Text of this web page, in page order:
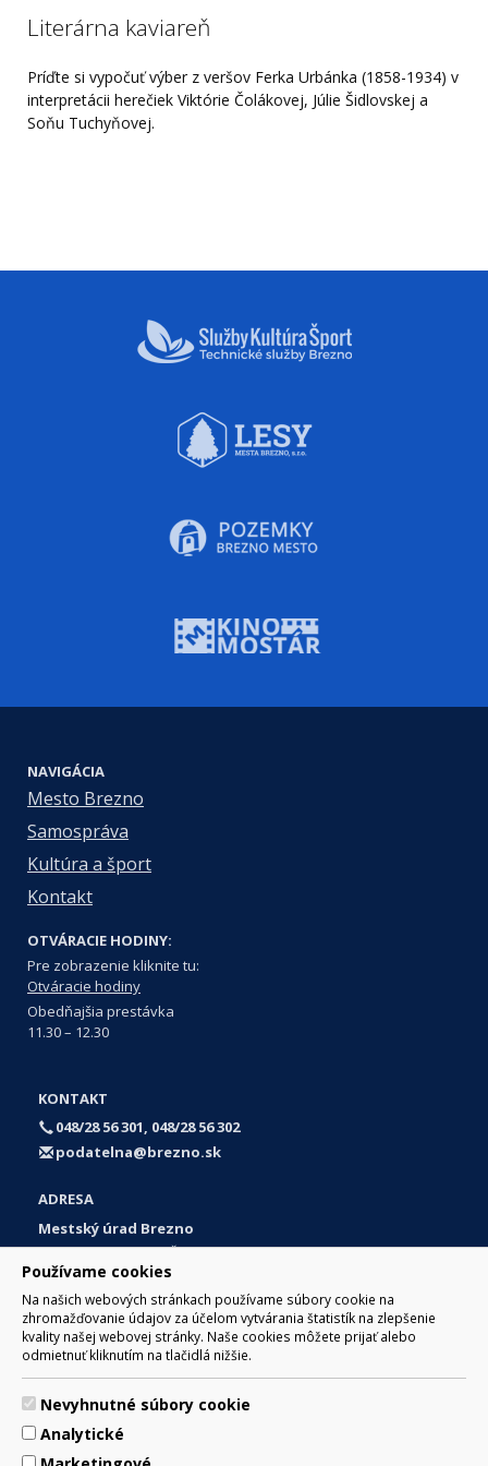
Používame cookies
Na našich webových stránkach používame súbory cookie na
zhromažďovanie údajov za účelom vytvárania štatistík na zlepšenie
kvality našej webovej stránky. Naše cookies môžete prijať alebo
odmietnuť kliknutím na tlačidlá nižšie.
Nevyhnutné súbory cookie
Analytické
Literárna kaviareň
Príďte si vypočuť výber z veršov Ferka Urbánka (1858-1934) v
interpretácii herečiek Viktórie Čolákovej, Júlie Šidlovskej a
Soňu Tuchyňovej.
NAVIGÁCIA
Mesto Brezno
Samospráva
Kultúra a šport
Kontakt
OTVÁRACIE HODINY:
Pre zobrazenie kliknite tu:
Otváracie hodiny
Obedňajšia prestávka
11.30 – 12.30
KONTAKT
048/28 56 301, 048/28 56 302
podatelna@brezno.sk
ADRESA
Mestský úrad Brezno
Námestie gen. M. R. Štefánika 1
977 01 Brezno
Slovakia (Slovak Republic)
© 2017 Mesto Brezno, Námestie gen. M. R. Štefánika 1, Brezno
977 01 Tel.: 048/28 56 301, 048/28 56 302 Email: